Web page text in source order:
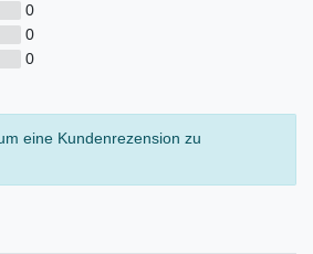
0
0
0
eine Kundenrezension zu